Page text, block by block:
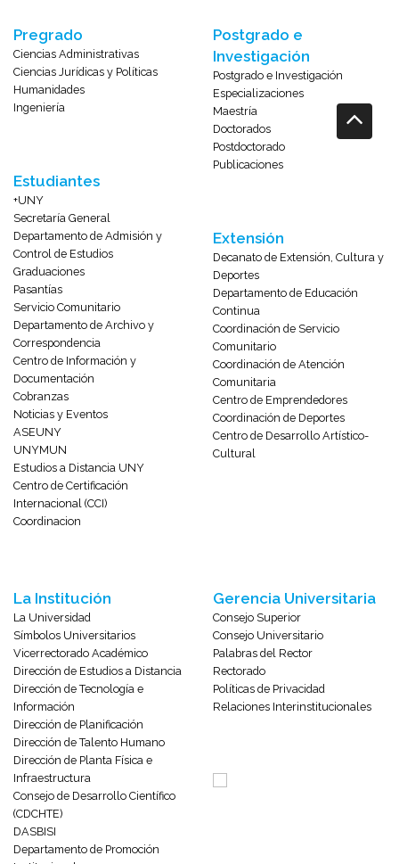
Pregrado
Ciencias Administrativas
Ciencias Jurídicas y Políticas
Humanidades
Ingeniería
Estudiantes
+UNY
Secretaría General
Departamento de Admisión y
Control de Estudios
Graduaciones
Pasantías
Servicio Comunitario
Departamento de Archivo y
Correspondencia
Centro de Información y
Documentación
Cobranzas
Noticias y Eventos
ASEUNY
UNYMUN
Estudios a Distancia UNY
Centro de Certificación
Internacional (CCI)
Coordinacion
Postgrado e
Investigación
Postgrado e Investigación
Especializaciones
Maestría
Doctorados
Postdoctorado
Publicaciones
Extensión
Decanato de Extensión, Cultura y
Deportes
Departamento de Educación
Continua
Coordinación de Servicio
Comunitario
Coordinación de Atención
Comunitaria
Centro de Emprendedores
Coordinación de Deportes
Centro de Desarrollo Artístico-
Cultural
La Institución
La Universidad
Símbolos Universitarios
Vicerrectorado Académico
Dirección de Estudios a Distancia
Dirección de Tecnología e
Información
Dirección de Planificación
Dirección de Talento Humano
Dirección de Planta Física e
Infraestructura
Consejo de Desarrollo Científico
(CDCHTE)
DASBISI
Departamento de Promoción
Gerencia Universitaria
Consejo Superior
Consejo Universitario
Palabras del Rector
Rectorado
Políticas de Privacidad
Relaciones Interinstitucionales